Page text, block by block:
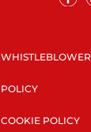
WHISTLEBLOWER
POLICY
COOKIE POLICY